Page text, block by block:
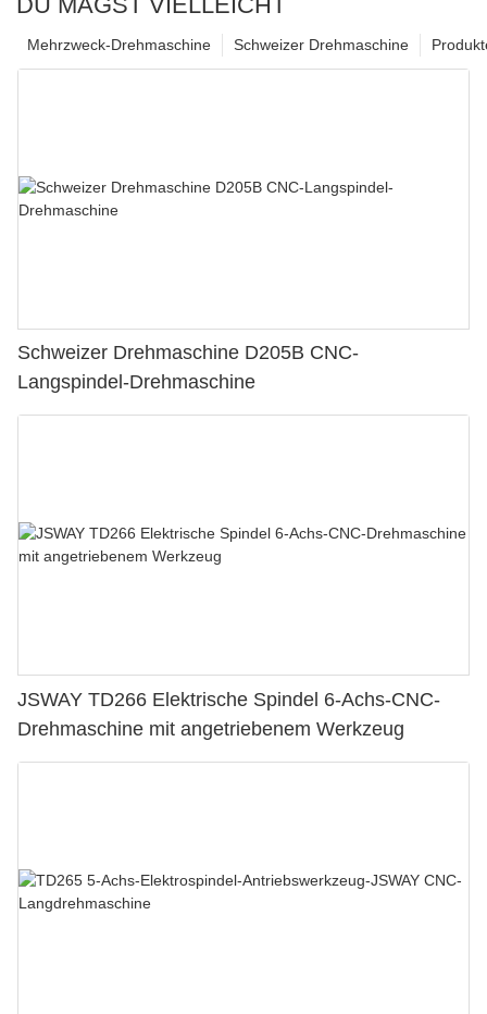
Schweizer Drehmaschine
Mehrzweck-Drehmaschine
Schweizer Drehmaschine D205B CNC-
Langspindel-Drehmaschine
JSWAY TD266 Elektrische Spindel 6-Achs-CNC-
Drehmaschine mit angetriebenem Werkzeug